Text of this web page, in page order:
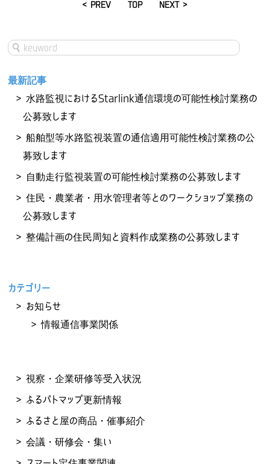
< PREV TOP NEXT >
最新記事
水路監視におけるStarlink通信環境の可能性検討業務の
公募致します
船舶型等水路監視装置の通信適用可能性検討業務の公
募致します
自動走行監視装置の可能性検討業務の公募致します
住民・農業者・用水管理者等とのワークショップ業務の
公募致します
整備計画の住民周知と資料作成業務の公募致します
カテゴリー
お知らせ
情報通信事業関係
視察・企業研修等受入状況
ふるパトマップ更新情報
ふるさと屋の商品・催事紹介
会議・研修会・集い